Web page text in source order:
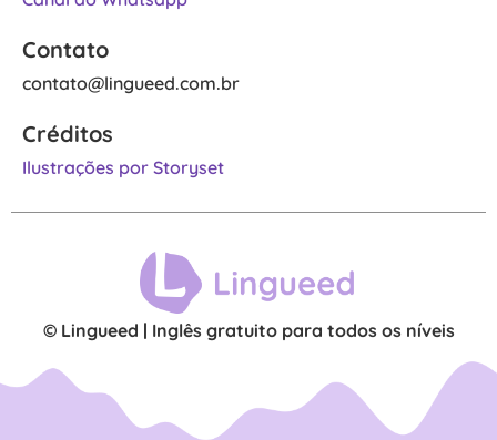
Contato
contato@lingueed.com.br
Créditos
Ilustrações por Storyset
© Lingueed | Inglês gratuito para todos os níveis